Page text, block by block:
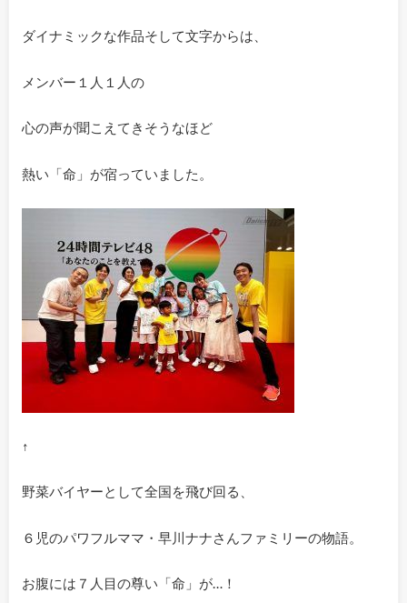
ダイナミックな作品そして文字からは、
メンバー１人１人の
心の声が聞こえてきそうなほど
熱い「命」が宿っていました。
↑
野菜バイヤーとして全国を飛び回る、
６児のパワフルママ・早川ナナさんファミリーの物語。
お腹には７人目の尊い「命」が…！